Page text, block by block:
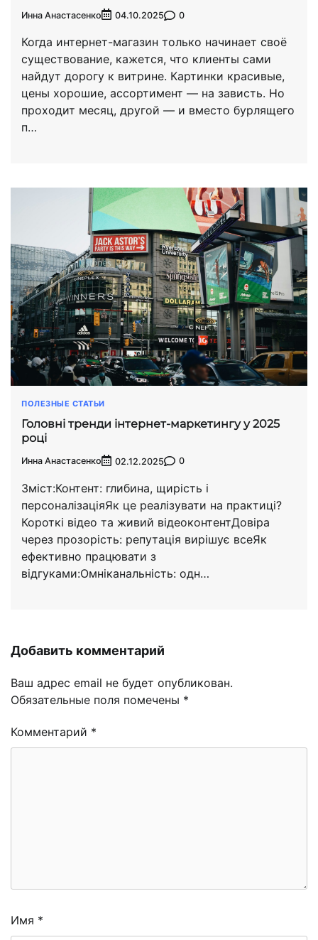
Инна Анастасенко 04.10.2025 0
Когда интернет-магазин только начинает своё
существование, кажется, что клиенты сами
найдут дорогу к витрине. Картинки красивые,
цены хорошие, ассортимент — на зависть. Но
проходит месяц, другой — и вместо бурлящего
п…
ПОЛЕЗНЫЕ СТАТЬИ
Головні тренди інтернет-маркетингу у 2025
році
Инна Анастасенко 02.12.2025 0
Зміст:Контент: глибина, щирість і
персоналізаціяЯк це реалізувати на практиці?
Короткі відео та живий відеоконтентДовіра
через прозорість: репутація вирішує всеЯк
ефективно працювати з
відгуками:Омніканальність: одн…
Добавить комментарий
Ваш адрес email не будет опубликован.
Обязательные поля помечены *
Комментарий *
Имя *